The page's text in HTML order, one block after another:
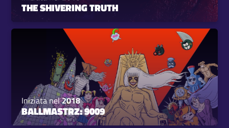
THE SHIVERING TRUTH
Iniziata nel2018
BALLMASTRZ: 9009